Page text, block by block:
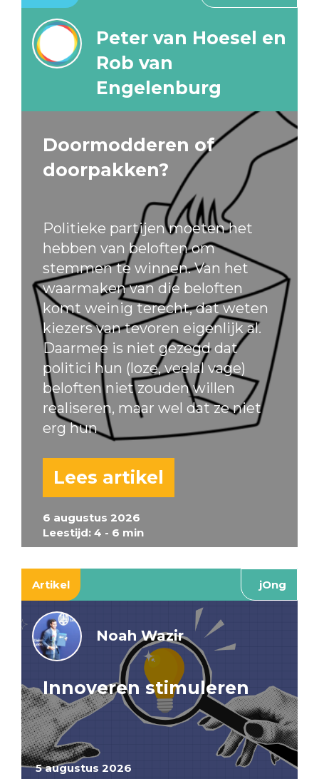
6 augustus 2026
Leestijd: 4 - 6 min
Peter van Hoesel en
Rob van
Engelenburg
Doormodderen of
doorpakken?
Politieke partijen moeten het
hebben van beloften om
stemmen te winnen. Van het
waarmaken van die beloften
komt weinig terecht, dat weten
kiezers van tevoren eigenlijk al.
Daarmee is niet gezegd dat
politici hun (loze, veelal vage)
beloften niet zouden willen
realiseren, maar wel dat ze niet
erg hun
Lees artikel
Artikel jOng
5 augustus 2026
Noah Wazir
Innoveren stimuleren